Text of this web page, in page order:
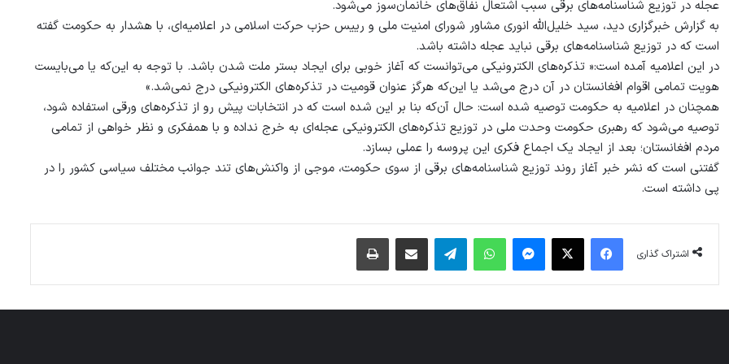
عجله در توزیع شناسنامه‌های برقی سبب اشتعال نفاق‌های خانمان‌سوز می‌شود.
به گزارش خبرگزاری دید، سید خلیل‌الله انوری مشاور شورای امنیت ملی و رییس حزب حرکت اسلامی در اعلامیه‌ای، با هشدار به حکومت گفته
است که در توزیع شناسنامه‌های برقی نباید عجله داشته باشد.
در این اعلامیه آمده است:« تذکره‌های الکترونیکی می‌توانست که آغاز خوبی برای ایجاد بستر ملت شدن باشد. با توجه به این‌که یا می‌بایست
هویت تمامی اقوام افغانستان در آن درج می‌شد یا این‌که هرگز عنوان قومیت در تذکره‌های الکترونیکی درج نمی‌شد.»
همچنان در اعلامیه به حکومت توصیه شده است: حال آن‌که بنا بر این شده است که در انتخابات پیش رو از تذکره‌های ورقی استفاده شود،
توصیه می‌شود که رهبری حکومت وحدت ملی در توزیع تذکره‌های الکترونیکی عجله‌ای به خرج نداده و با همفکری و نظر خواهی از تمامی
مردم افغانستان؛ بعد از ايجاد يک اجماع فكری این پروسه را عملی بسازد.
گفتنی است که نشر خبر آغاز روند توزیع شناسنامه‌های برقی از سوی حکومت، موجی از واکنش‌های تند جوانب مختلف سیاسی کشور را در
پی داشته است.
اشتراک گذاری
فیس بوک X پیام رسان واتس آپ تلگرام اشتراک گذاری از طریق ایمیل